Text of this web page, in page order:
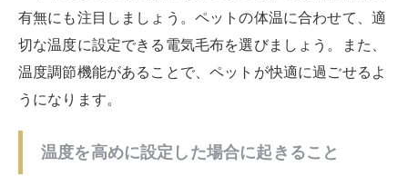
有無にも注目しましょう。ペットの体温に合わせて、適
切な温度に設定できる電気毛布を選びましょう。また、
温度調節機能があることで、ペットが快適に過ごせるよ
うになります。
温度を高めに設定した場合に起きること